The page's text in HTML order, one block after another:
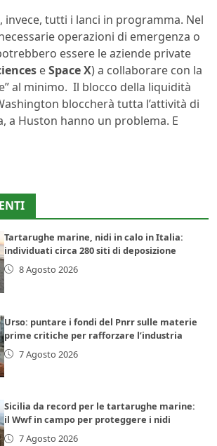
invece, tutti i lanci in programma. Nel
operazioni di emergenza o
essere le aziende private
eSpace X) a collaborare con la
al minimo. Il blocco della liquidità
bloccherà tutta l’attività di
a Huston hanno un problema. E
Tartarughe marine, nidi in calo in Italia:
individuati circa 280 siti di deposizione
8 Agosto 2026
Urso: puntare i fondi del Pnrr sulle materie
prime critiche per rafforzare l’industria
7 Agosto 2026
Sicilia da record per le tartarughe marine:
il Wwf in campo per proteggere i nidi
7 Agosto 2026